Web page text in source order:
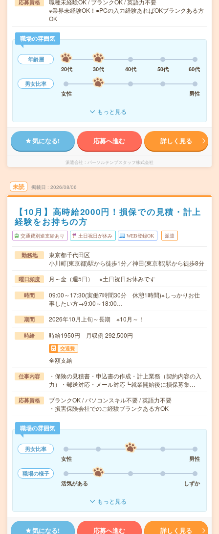
応募資格
職種未経験OK / ブランクOK / 英語力不要
※業界未経験OK！●PCの入力経験あればOKブランクある方
OK
職場の雰囲気
年齢層
20代
30代 40代 50代
60代
男女比率
女性
男性
もっと見る
気になる! 応募へ進む 詳しく見る
派遣会社 パーソルテンプスタッフ株式会社
未読 掲載日 2026/08/06
【10月】高時給2000円！損保での見積・計上
経験をお持ちの方
交通費別途支給あり 土日祝日が休み WEB登録OK 派遣
勤務地
東京都千代田区
小川町(東京都)駅から徒歩1分／神田(東京都)駅から徒歩8分
曜日頻度 月～金（週5日） ※土日祝日お休みです
時間
09:00～17:30(実働7時間30分 休憩1時間)※しっかりお仕
事したい方→9:00～18:00…
期間 2026年10月上旬～長期 ※10月～！
時給 時給1950円 月収例 292,500円
交通費
全額支給
仕事内容
・保険の見積書・申込書の作成・計上業務（契約内容の入
力）・郵送対応・メール対応┗就業開始後に損保募集…
応募資格
ブランクOK / パソコンスキル不要 / 英語力不要
・損害保険会社でのご経験ブランクある方OK
職場の雰囲気
男女比率
女性
男性
職場の様子
活気がある
しずか
もっと見る
気になる! 応募へ進む 詳しく見る